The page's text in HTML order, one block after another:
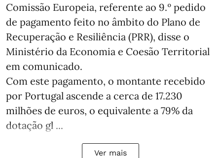
Comissão Europeia, referente ao 9.º pedido
de pagamento feito no âmbito do Plano de
Recuperação e Resiliência (PRR), disse o
Ministério da Economia e Coesão Territorial
em comunicado.
Com este pagamento, o montante recebido
por Portugal ascende a cerca de 17.230
milhões de euros, o equivalente a 79% da
dotação gl ...
Ver mais